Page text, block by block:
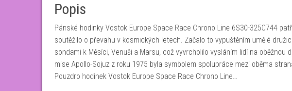
Popis
Pánské hodinky Vostok Europe Space Race Chrono Line 6S30-325C744
soutěžilo o převahu v kosmických letech. Začalo to vypuštěním umělé
sondami k Měsíci, Venuši a Marsu, což vyvrcholilo vysláním lidí na oběžnou
mise Apollo-Sojuz z roku 1975 byla symbolem spolupráce mezi oběma
Pouzdro hodinek Vostok Europe Space Race Chrono Line…